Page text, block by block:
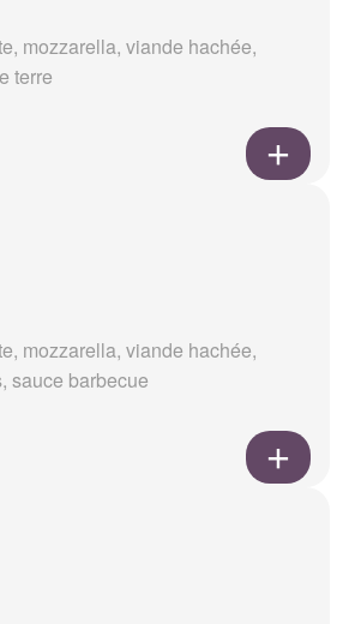
mozzarella, viande hachée,
terre
mozzarella, viande hachée,
sauce barbecue